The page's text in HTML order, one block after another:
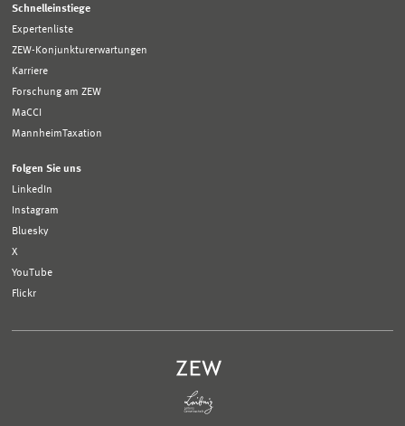
Schnelleinstiege
Expertenliste
ZEW-Konjunkturerwartungen
Karriere
Forschung am ZEW
MaCCI
MannheimTaxation
Folgen Sie uns
LinkedIn
Instagram
Bluesky
X
YouTube
Flickr